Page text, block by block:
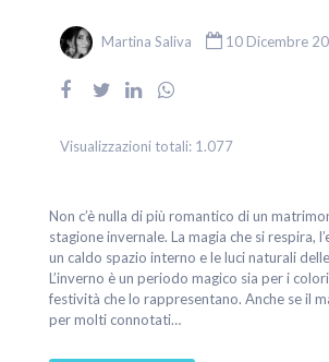
Martina Saliva 10 Dicembre
Visualizzazioni totali: 1.077
Non c’è nulla di più romantico di un
stagione invernale. La magia che si respira,
un caldo spazio interno e le luci naturali
L’inverno è un periodo magico sia per i
festività che lo rappresentano. Anche se il
per molti connotati…